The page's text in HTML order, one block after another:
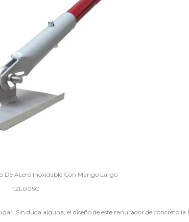
De Acero Inoxidable Con Mango Largo
TZL005C
Sin duda alguna, el diseño de este ranurador de concreto la